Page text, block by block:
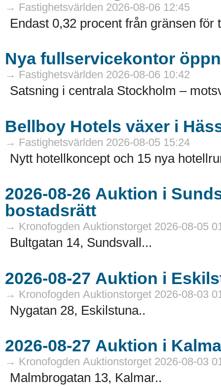
→ Fastighetsvärlden 2026-08-06 12:45
Endast 0,32 procent från gränsen för
Nya fullservicekontor
→ Fastighetsvärlden 2026-08-06 10:42
Satsning i centrala Stockholm –
Bellboy Hotels växer i
→ Fastighetsvärlden 2026-08-05 15:24
Nytt hotellkoncept och 15 nya
2026-08-26 Auktion i Sundsvall - Fastigheter och
bostadsrätt
→ Kronofogden Auktionstorget 2026-08-05
Bultgatan 14, Sundsvall...
→ Kronofogden Auktionstorget 2026-08-03
Nygatan 28, Eskilstuna..
→ Kronofogden Auktionstorget 2026-08-03
Malmbrogatan 13, Kalmar..